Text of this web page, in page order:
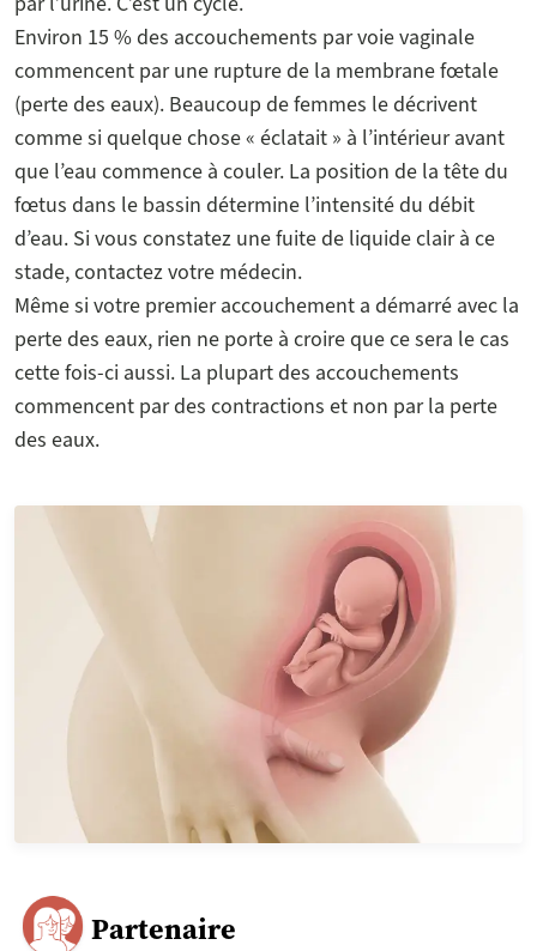
Environ 15 % des accouchements par voie vaginale
commencent par une rupture de la membrane fœtale
(perte des eaux). Beaucoup de femmes le décrivent
comme si quelque chose « éclatait » à l’intérieur avant
que l’eau commence à couler. La position de la tête du
fœtus dans le bassin détermine l’intensité du débit
d’eau. Si vous constatez une fuite de liquide clair à ce
stade, contactez votre médecin.
Même si votre premier accouchement a démarré avec la
perte des eaux, rien ne porte à croire que ce sera le cas
cette fois-ci aussi. La plupart des accouchements
commencent par des contractions et non par la perte
des eaux.
Partenaire